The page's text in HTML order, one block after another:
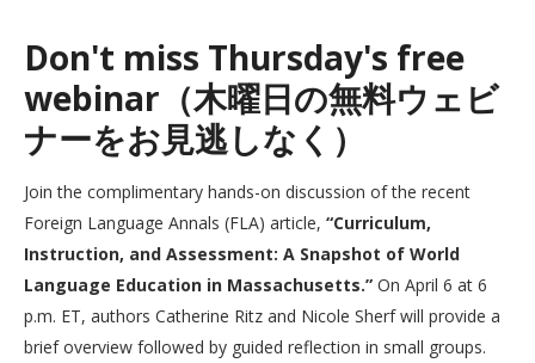
Don't miss Thursday's free
webinar（木曜日の無料ウェビ
ナーをお見逃しなく）
Join the complimentary hands-on discussion of the recent
Foreign Language Annals (FLA) article, “Curriculum,
Instruction, and Assessment: A Snapshot of World
Language Education in Massachusetts.” On April 6 at 6
p.m. ET, authors Catherine Ritz and Nicole Sherf will provide a
brief overview followed by guided reflection in small groups.